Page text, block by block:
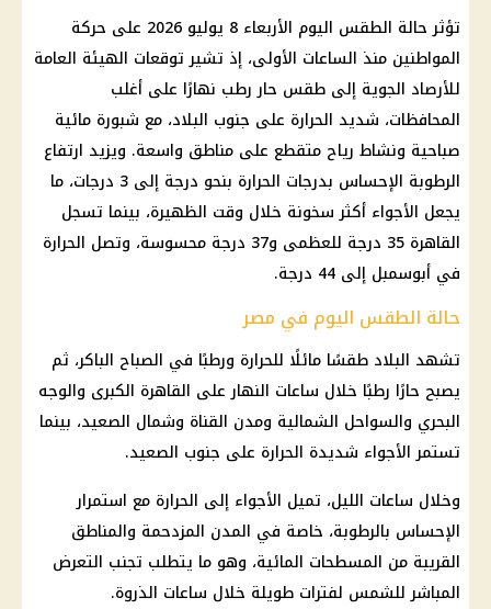
تؤثرحالة الطقس اليوم
الأربعاء 8 يوليو 2026 على حركة
المواطنين منذ الساعات الأولى، إذ تشير توقعات الهيئة العامة
للأرصاد الجوية إلى طقس حار رطب نهارًا على أغلب
المحافظات، شديد الحرارة على جنوب البلاد، مع شبورة مائية
صباحية ونشاط رياح متقطع على مناطق واسعة. ويزيد ارتفاع
الرطوبة الإحساس بدرجات الحرارة بنحو درجة إلى 3 درجات، ما
يجعل الأجواء أكثر سخونة خلال وقت الظهيرة، بينما تسجل
القاهرة 35 درجة للعظمى و37 درجة محسوسة، وتصل الحرارة
في أبوسمبل إلى 44 درجة.
حالة الطقس اليوم في مصر
تشهد البلاد طقسًا مائلًا للحرارة ورطبًا في الصباح الباكر، ثم
يصبح حارًا رطبًا خلال ساعات النهار على القاهرة الكبرى والوجه
البحري والسواحل الشمالية ومدن القناة وشمال الصعيد، بينما
تستمر الأجواء شديدة الحرارة على جنوب الصعيد.
وخلال ساعات الليل، تميل الأجواء إلى الحرارة مع استمرار
الإحساس بالرطوبة، خاصة في المدن المزدحمة والمناطق
القريبة من المسطحات المائية، وهو ما يتطلب تجنب التعرض
المباشر للشمس لفترات طويلة خلال ساعات الذروة.